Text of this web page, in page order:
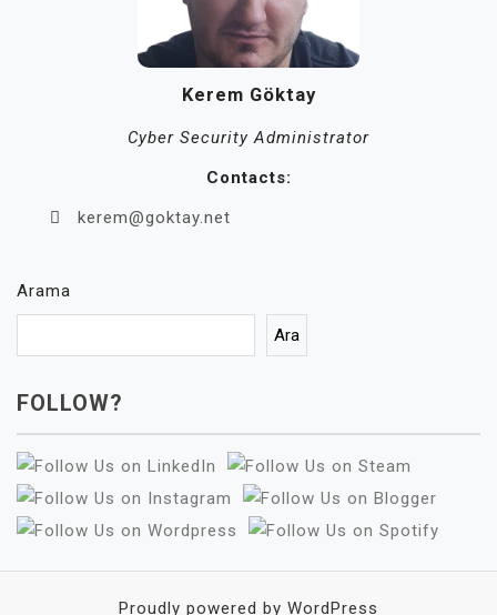
Kerem Göktay
Cyber Security Administrator
Contacts:
kerem@goktay.net
Arama
Ara
FOLLOW?
Proudly powered by WordPress